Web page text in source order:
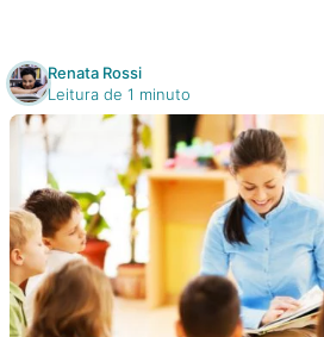
Renata Rossi
Leitura de 1 minuto